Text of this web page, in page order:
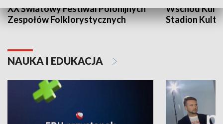
XX Światowy Festiwal Polonijnych
Zespołów Folklorystycznych
Wschód
Stadion
NAUKA I EDUKACJA